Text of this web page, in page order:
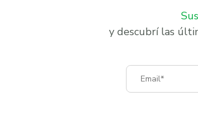
y descubrí las
Email